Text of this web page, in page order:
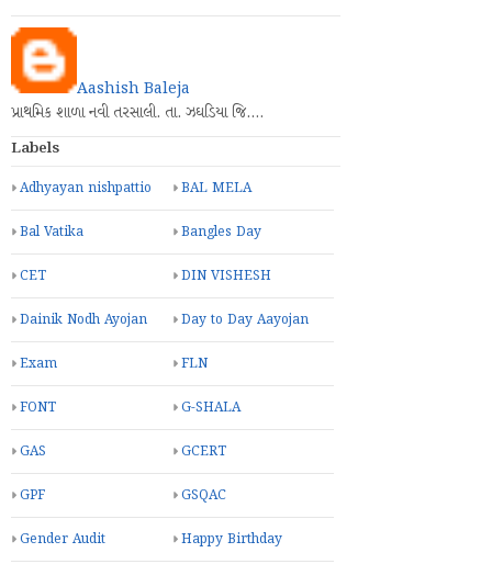
Aashish Baleja
પ્રાથમિક શાળા નવી તરસાલી. તા. ઝઘડિયા જિ.…
Labels
Adhyayan nishpattio BAL MELA
Bal Vatika Bangles Day
CET DIN VISHESH
Dainik Nodh Ayojan Day to Day Aayojan
Exam FLN
FONT G-SHALA
GAS GCERT
GPF GSQAC
Gender Audit Happy Birthday